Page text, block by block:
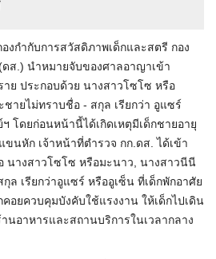
งกำกับการสวัสดิภาพเด็กและสตรี กอง
ส.) นำหมายจับของศาลอาญาเข้า
ย ประกอบด้วย นางสาวโซโซ หรือ
ายไม่ทราบชื่อ - สกุล เรียกว่า อูแซร์
โดยก่อนหน้านี้ได้เกิดเหตุมีเด็กชายอายุ
ขนหัก เจ้าหน้าที่ตำรวจ กก.ดส. ได้เข้า
นางสาวโซโซ หรือมะนาว, นางสาวนีนี
ล เรียกว่าอูแซร์ หรืออูเซ็น ที่เด็กพักอาศัย
อยควบคุมบังคับใช้แรงงาน ให้เด็กไปเดิน
นอาหารและสถานบริการในเวลากลาง